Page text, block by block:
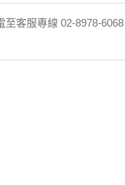
客服專線 02-8978-6068